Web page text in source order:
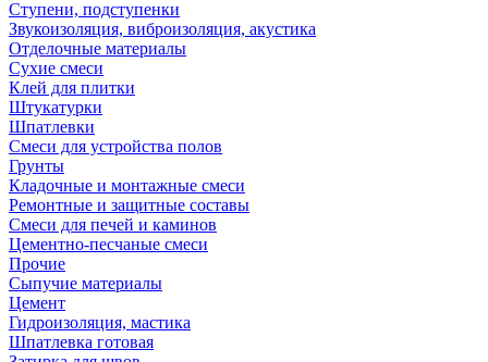
Ступени, подступенки
Звукоизоляция, виброизоляция, акустика
Отделочные материалы
Сухие смеси
Клей для плитки
Штукатурки
Шпатлевки
Смеси для устройства полов
Грунты
Кладочные и монтажные смеси
Ремонтные и защитные составы
Смеси для печей и каминов
Цементно-песчаные смеси
Прочие
Сыпучие материалы
Цемент
Гидроизоляция, мастика
Шпатлевка готовая